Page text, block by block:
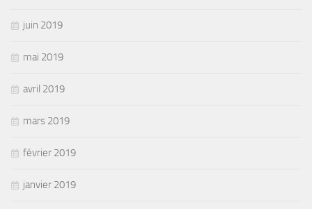
juin 2019
mai 2019
avril 2019
mars 2019
février 2019
janvier 2019